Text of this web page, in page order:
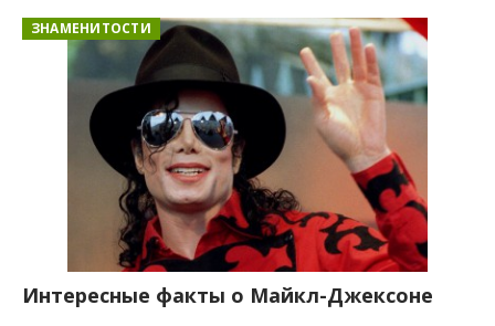
ЗНАМЕНИТОСТИ
Интересные факты о Майкл-Джексоне